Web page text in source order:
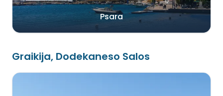
Psara
Graikija, Dodekaneso Salos